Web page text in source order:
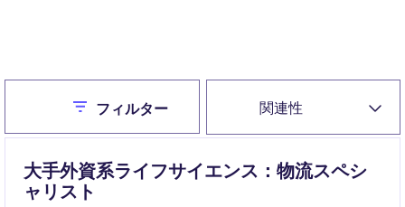
関連性
Closeフィルター
大手外資系ライフサイエンス：物流スペシ
ャリスト